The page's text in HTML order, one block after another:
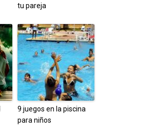
tu pareja
9 juegos en la piscina
para niños